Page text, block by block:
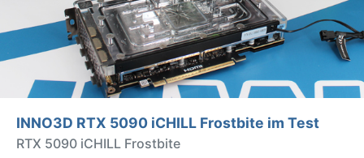
INNO3D RTX 5090 iCHILL Frostbite im Test
RTX 5090 iCHILL Frostbite